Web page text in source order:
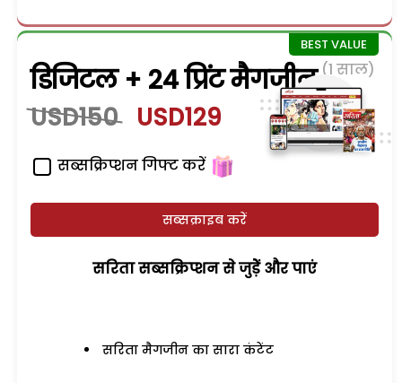
डिजिटल + 24 प्रिंट मैगजीन (1 साल)
USD150 USD129
सब्सक्रिप्शन गिफ्ट करें
सब्सक्राइब करें
सरिता सब्सक्रिप्शन से जुड़ेें और पाएं
सरिता मैगजीन का सारा कंटेंट